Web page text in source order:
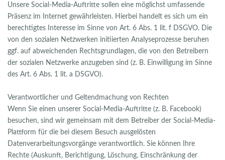
Unsere Social-Media-Auftritte sollen eine möglichst umfassende
Präsenz im Internet gewährleisten. Hierbei handelt es sich um ein
berechtigtes Interesse im Sinne von Art. 6 Abs. 1 lit. f DSGVO. Die
von den sozialen Netzwerken initiierten Analyseprozesse beruhen
ggf. auf abweichenden Rechtsgrundlagen, die von den Betreibern
der sozialen Netzwerke anzugeben sind (z. B. Einwilligung im Sinne
des Art. 6 Abs. 1 lit. a DSGVO).
Verantwortlicher und Geltendmachung von Rechten
Wenn Sie einen unserer Social-Media-Auftritte (z. B. Facebook)
besuchen, sind wir gemeinsam mit dem Betreiber der Social-Media-
Plattform für die bei diesem Besuch ausgelösten
Datenverarbeitungsvorgänge verantwortlich. Sie können Ihre
Rechte (Auskunft, Berichtigung, Löschung, Einschränkung der